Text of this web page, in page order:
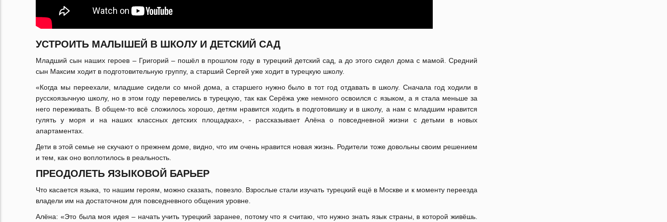
УСТРОИТЬ МАЛЫШЕЙ В ШКОЛУ И ДЕТСКИЙ САД
Младший сын наших героев – Григорий – пошёл в прошлом году в турецкий детский сад, а до этого сидел дома с мамой. Средний
сын Максим ходит в подготовительную группу, а старший Сергей уже ходит в турецкую школу.
«Когда мы переехали, младшие сидели со мной дома, а старшего нужно было в тот год отдавать в школу. Сначала год ходили в
русскоязычную школу, но в этом году перевелись в турецкую, так как Серёжа уже немного освоился с языком, а я стала меньше за
него переживать. В общем-то всё сложилось хорошо, детям нравится ходить в подготовишку и в школу, а нам с младшим нравится
гулять у моря и на наших классных детских площадках», - рассказывает Алёна о повседневной жизни с детьми в новых
апартаментах.
Дети в этой семье не скучают о прежнем доме, видно, что им очень нравится новая жизнь. Родители тоже довольны своим решением
и тем, как оно воплотилось в реальность.
ПРЕОДОЛЕТЬ ЯЗЫКОВОЙ БАРЬЕР
Что касается языка, то нашим героям, можно сказать, повезло. Взрослые стали изучать турецкий ещё в Москве и к моменту переезда
владели им на достаточном для повседневного общения уровне.
Алёна: «Это была моя идея – начать учить турецкий заранее, потому что я считаю, что нужно знать язык страны, в которой живёшь.